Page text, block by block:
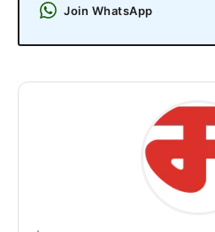
Join WhatsApp